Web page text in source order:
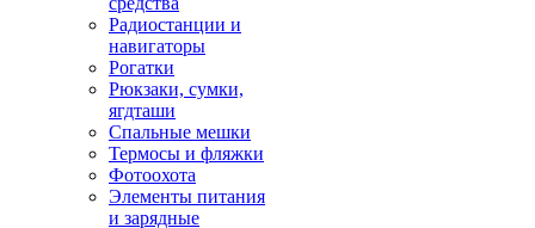
Радиостанции и
навигаторы
Рогатки
Рюкзаки, сумки,
ягдташи
Спальные мешки
Термосы и фляжки
Фотоохота
Элементы питания
и зарядные